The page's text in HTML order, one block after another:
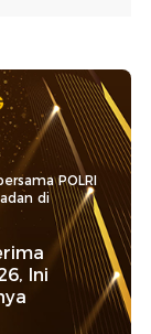
POLRI
di
Ini